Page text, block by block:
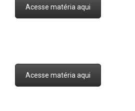
Acesse matéria aqui
Acesse matéria aqui